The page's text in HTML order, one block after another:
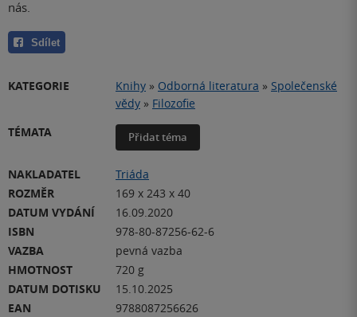
nás.
Sdílet
KATEGORIE Knihy » Odborná literatura » Společenské
vědy » Filozofie
TÉMATA
Přidat téma
NAKLADATEL
Triáda
ROZMĚR
169 x 243 x 40
DATUM VYDÁNÍ
16.09.2020
ISBN
978-80-87256-62-6
VAZBA
pevná vazba
HMOTNOST
720 g
DATUM DOTISKU
15.10.2025
EAN
9788087256626